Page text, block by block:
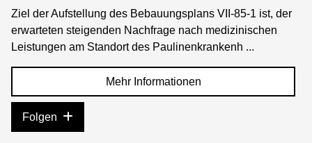
Ziel der Aufstellung des Bebauungsplans VII-85-1 ist, der
erwarteten steigenden Nachfrage nach medizinischen
Leistungen am Standort des Paulinenkrankenh ...
Mehr Informationen
Folgen